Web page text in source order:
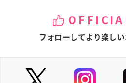
フォローしてより楽しい